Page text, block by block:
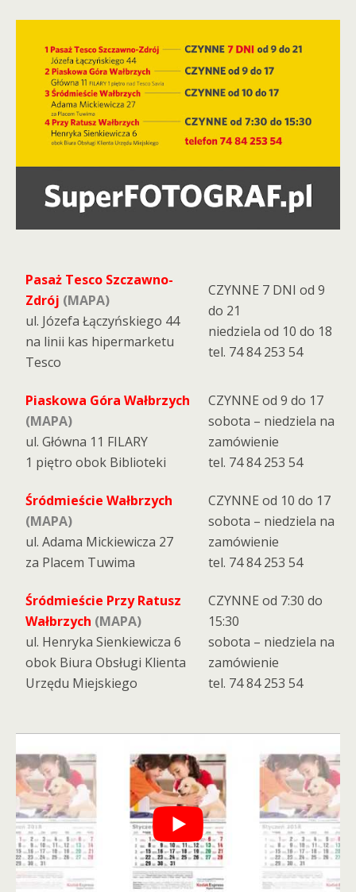
Pasaż Tesco Szczawno-
Zdrój (MAPA)
ul. Józefa Łączyńskiego 44
na linii kas hipermarketu
Tesco
CZYNNE 7 DNI od 9
do 21
niedziela od 10 do 18
tel. 74 84 253 54
Piaskowa Góra Wałbrzych
(MAPA)
ul. Główna 11 FILARY
1 piętro obok Biblioteki
CZYNNE od 9 do 17
sobota – niedziela na
zamówienie
tel. 74 84 253 54
Śródmieście Wałbrzych
(MAPA)
ul. Adama Mickiewicza 27
za Placem Tuwima
CZYNNE od 10 do 17
sobota – niedziela na
zamówienie
tel. 74 84 253 54
Śródmieście Przy Ratusz
Wałbrzych (MAPA)
ul. Henryka Sienkiewicza 6
obok Biura Obsługi Klienta
Urzędu Miejskiego
CZYNNE od 7:30 do
15:30
sobota – niedziela na
zamówienie
tel. 74 84 253 54